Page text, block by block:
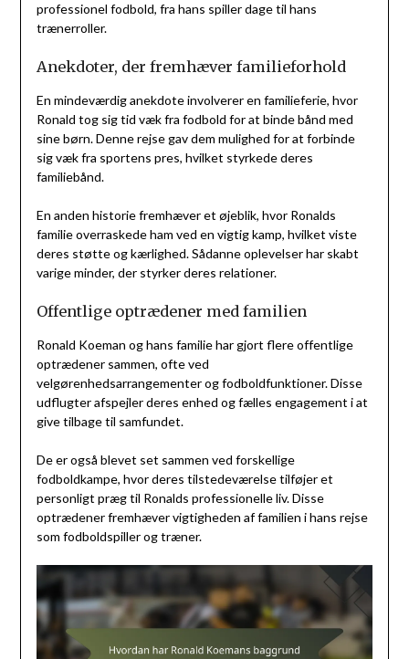
professionel fodbold, fra hans spiller dage til hans
trænerroller.
Anekdoter, der fremhæver familieforhold
En mindeværdig anekdote involverer en familieferie, hvor
Ronald tog sig tid væk fra fodbold for at binde bånd med
sine børn. Denne rejse gav dem mulighed for at forbinde
sig væk fra sportens pres, hvilket styrkede deres
familiebånd.
En anden historie fremhæver et øjeblik, hvor Ronalds
familie overraskede ham ved en vigtig kamp, hvilket viste
deres støtte og kærlighed. Sådanne oplevelser har skabt
varige minder, der styrker deres relationer.
Offentlige optrædener med familien
Ronald Koeman og hans familie har gjort flere offentlige
optrædener sammen, ofte ved
velgørenhedsarrangementer og fodboldfunktioner. Disse
udflugter afspejler deres enhed og fælles engagement i at
give tilbage til samfundet.
De er også blevet set sammen ved forskellige
fodboldkampe, hvor deres tilstedeværelse tilføjer et
personligt præg til Ronalds professionelle liv. Disse
optrædener fremhæver vigtigheden af familien i hans rejse
som fodboldspiller og træner.